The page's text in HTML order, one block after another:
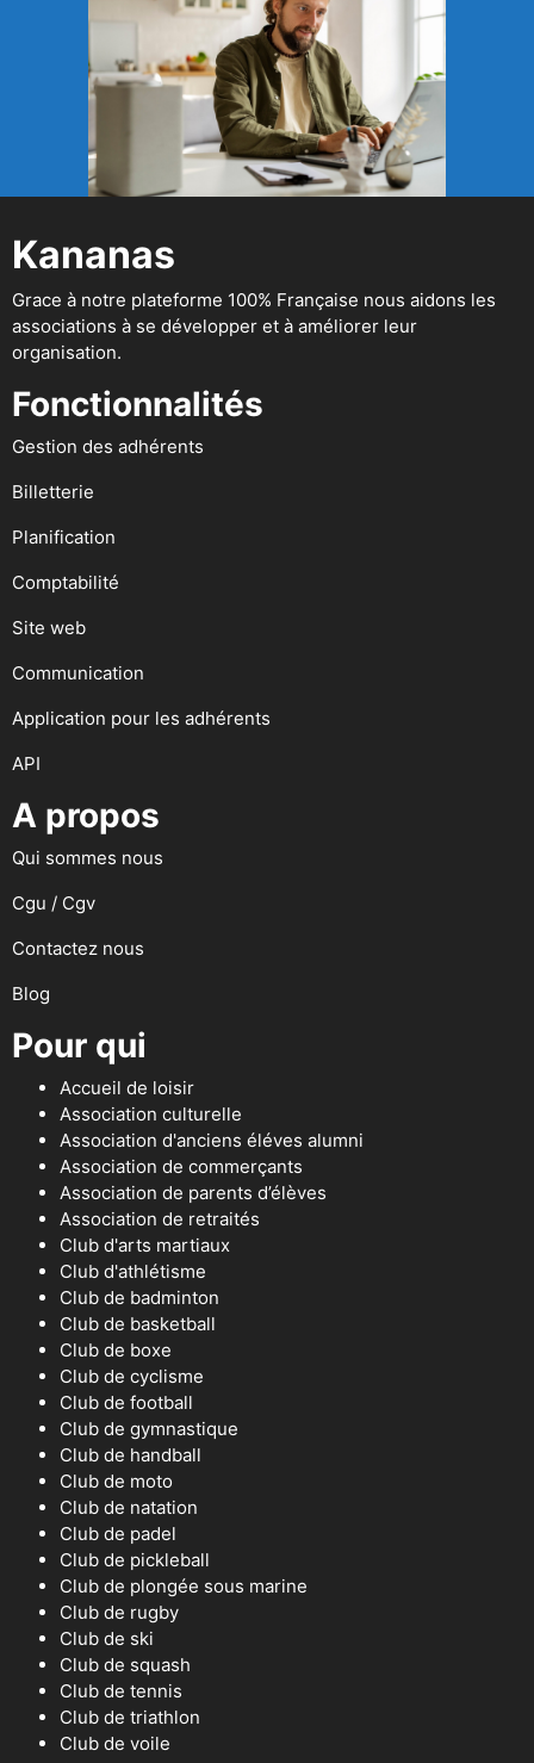
Kananas
Grace à notre plateforme 100% Française nous aidons les
associations à se développer et à améliorer leur
organisation.
Fonctionnalités
Gestion des adhérents
Billetterie
Planification
Comptabilité
Site web
Communication
Application pour les adhérents
API
A propos
Qui sommes nous
Cgu / Cgv
Contactez nous
Blog
Pour qui
Accueil de loisir
Association culturelle
Association d'anciens éléves alumni
Association de commerçants
Association de parents d’élèves
Association de retraités
Club d'arts martiaux
Club d'athlétisme
Club de badminton
Club de basketball
Club de boxe
Club de cyclisme
Club de football
Club de gymnastique
Club de handball
Club de moto
Club de natation
Club de padel
Club de pickleball
Club de plongée sous marine
Club de rugby
Club de ski
Club de squash
Club de tennis
Club de triathlon
Club de voile